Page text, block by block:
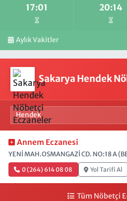
17:01 20:14
Aylık Vakitler
Sakarya Hendek
Annem Eczanesi
YENİ MAH.OSMANGAZİ CD. NO:18 A
0 (264) 614 08 08 Yol Tarifi Al
Tüm Nöbetçi